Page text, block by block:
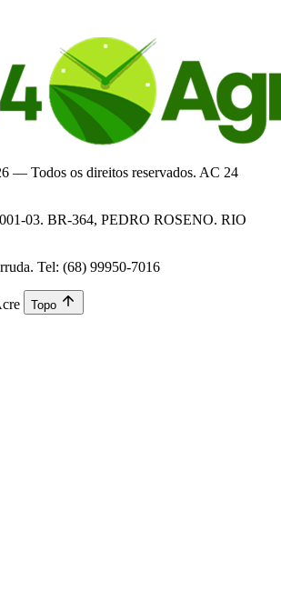
— Todos os direitos reservados. AC 24
03. BR-364, PEDRO ROSENO. RIO
Tel: (68) 99950-7016
Topo